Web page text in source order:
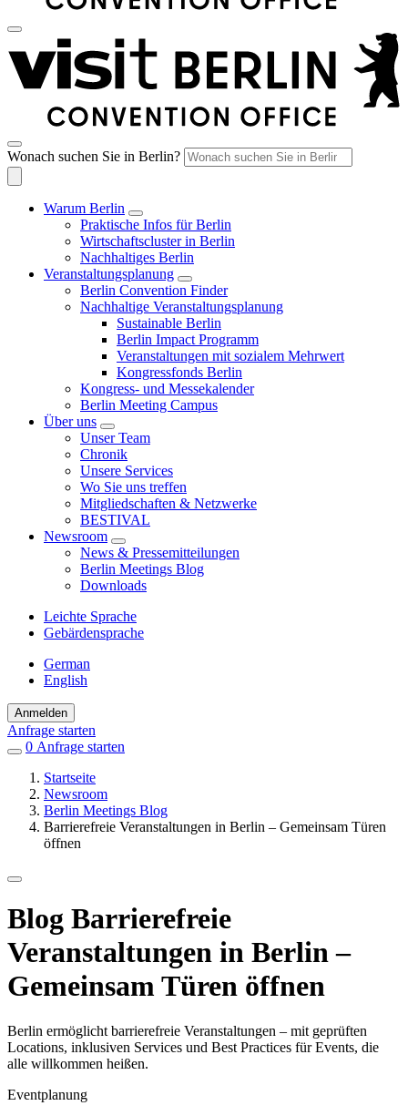
Wonach suchen Sie in Berlin?
Warum Berlin
Praktische Infos für Berlin
Wirtschaftscluster in Berlin
Nachhaltiges Berlin
Veranstaltungsplanung
Berlin Convention Finder
Nachhaltige Veranstaltungsplanung
Sustainable Berlin
Berlin Impact Programm
Veranstaltungen mit sozialem Mehrwert
Kongressfonds Berlin
Kongress- und Messekalender
Berlin Meeting Campus
Über uns
Unser Team
Chronik
Unsere Services
Wo Sie uns treffen
Mitgliedschaften & Netzwerke
BESTIVAL
Newsroom
News & Pressemitteilungen
Berlin Meetings Blog
Downloads
Leichte Sprache
Gebärdensprache
German
English
Anmelden
Anfrage starten
0 Einträge
Favoriten
Anfrage starten
Startseite
Newsroom
Berlin Meetings Blog
Barrierefreie Veranstaltungen in Berlin – Gemeinsam Türen
öffnen
Blog Barrierefreie
Veranstaltungen in Berlin –
Gemeinsam Türen öffnen
Berlin ermöglicht barrierefreie Veranstaltungen – mit geprüften
Locations, inklusiven Services und Best Practices für Events, die
alle willkommen heißen.
Kategorie
Eventplanung